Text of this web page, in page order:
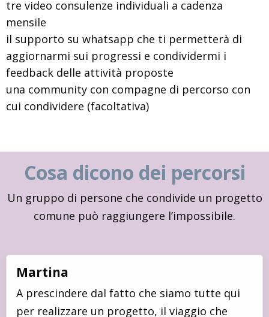
tre video consulenze individuali a cadenza
mensile
il supporto su whatsapp che ti permetterà di
aggiornarmi sui progressi e condividermi i
feedback delle attività proposte
una community con compagne di percorso con
cui condividere (facoltativa)
Cosa dicono dei percorsi
Un gruppo di persone che condivide un progetto
comune può raggiungere l’impossibile.
Martina
A prescindere dal fatto che siamo tutte qui
per realizzare un progetto, il viaggio che